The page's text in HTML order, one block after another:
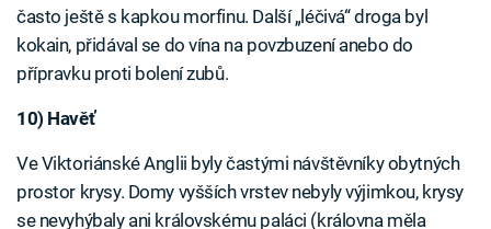
často ještě s kapkou morfinu. Další „léčivá“ droga byl
kokain, přidával se do vína na povzbuzení anebo do
přípravku proti bolení zubů.
10) Havěť
Ve Viktoriánské Anglii byly častými návštěvníky obytných
prostor krysy. Domy vyšších vrstev nebyly výjimkou, krysy
se nevyhýbaly ani královskému paláci (královna měla